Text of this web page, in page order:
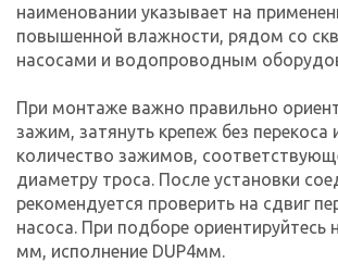
наименовании указывает на
повышенной влажности, рядом со
насосами и водопроводным
При монтаже важно правильно
зажим, затянуть крепеж без перекоса
количество зажимов,
диаметру троса. После установки
рекомендуется проверить на сдвиг
насоса. При подборе ориентируйтесь
мм, исполнение DUP4мм.